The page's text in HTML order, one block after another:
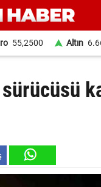
55,2500 Altın